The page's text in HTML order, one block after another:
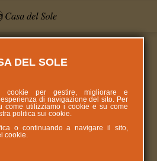
DEL SOLE
per gestire, migliorare e
di navigazione del sito. Per
come utilizziamo i cookie e su come
politica suicookie
o continuando a navigare il sito,
cookie.